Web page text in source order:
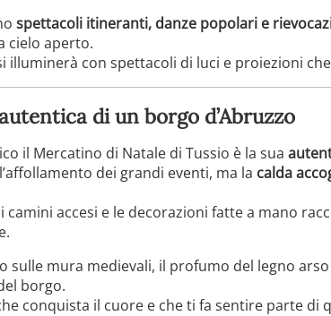
spettacoli itineranti, danze popolari e
cielo aperto.
illuminerà con spettacoli di luci e proiezioni
di un borgo d’Abruzzo
il Mercatino di Natale di Tussio è la sua
dei grandi eventi, ma la calda
camini accesi e le decorazioni fatte a mano
sulle mura medievali, il profumo del legno
borgo.
conquista il cuore e che ti fa sentire parte di